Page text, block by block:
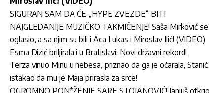
SIGURAN SAM DA ĆE „HYPE ZVEZDE“ BITI
NAJGLEDANIJE MUZIČKO TAKMIČENJE! Saša Mirković se
oglasio, a sa njim su bili i Aca Lukas i Miroslav Ilić! (VIDEO)
Esma Dizić briljirala i u Bratislavi: Novi državni rekord!
Terza vinuo Minu u nebesa, priznao da ga je očarala, Stanić
istakao da mu je Maja prirasla za srce!
OGROMNO PON*ŽENJE SARE STOJANOVIĆ! Janjuš otkrio